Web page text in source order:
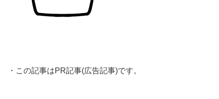
・この記事はPR記事(広告記事)です。